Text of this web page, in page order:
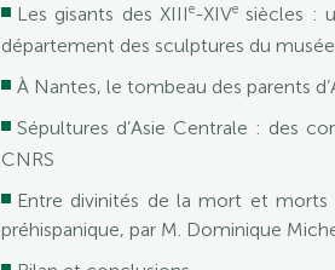
Les gisants des XIIIe-XIVe siècles :
département des sculptures du
À Nantes, le tombeau des parents
Sépultures d’Asie Centrale : des
CNRS
Entre divinités de la mort et morts
préhispanique, par M. Dominique